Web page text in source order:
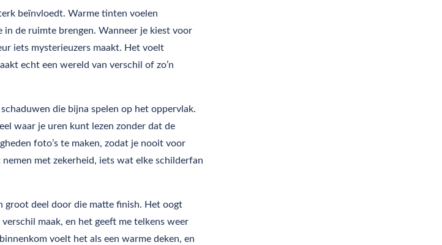
beïnvloedt. Warme tinten voelen
in de ruimte brengen. Wanneer je kiest voor
iets mysterieuzers maakt. Het voelt
echt een wereld van verschil of zo’n
die bijna spelen op het oppervlak.
waar je uren kunt lezen zonder dat de
foto’s te maken, zodat je nooit voor
met zekerheid, iets wat elke schilderfan
groot deel door die matte finish. Het oogt
maak, en het geeft me telkens weer
voelt het als een warme deken, en